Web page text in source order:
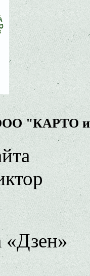
"КАРТО
«Дзен»